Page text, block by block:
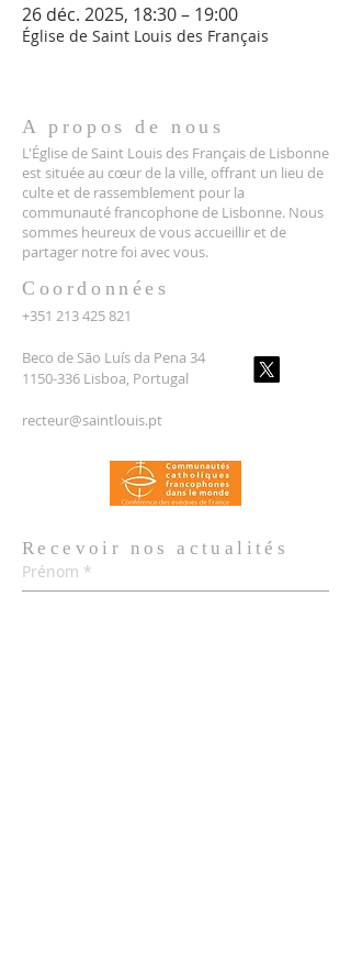
26 déc. 2025, 18:30 – 19:00
Église de Saint Louis des Français
A propos de nous
L'Église de Saint Louis des Français de Lisbonne
est située au cœur de la ville, offrant un lieu de
culte et de rassemblement pour la
communauté francophone de Lisbonne. Nous
sommes heureux de vous accueillir et de
partager notre foi avec vous.
Coordonnées
+351 213 425 821
Beco de São Luís da Pena 34
1150-336 Lisboa, Portugal
recteur@saintlouis.pt
Recevoir nosactualités
Prénom *